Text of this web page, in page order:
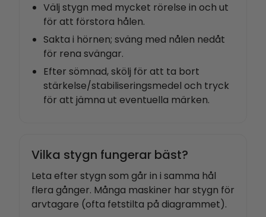
Välj stygn med mycket rörelse in och ut
för att förstora hålen.
Sakta i hörnen; sväng med nålen nedåt
för rena svängar.
Efter sömnad, skölj för att ta bort
stärkelse/stabiliseringsmedel och tryck
för att jämna ut eventuella märken.
Vilka stygn fungerar bäst?
Leta efter stygn som går in i samma hål
flera gånger. Många maskiner har stygn för
arvtagare (ofta fetstilta på diagrammet).